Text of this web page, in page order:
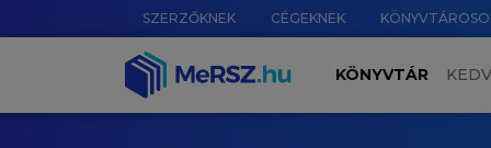
SZERZŐKNEK CÉGEKNEK
KÖNYVTÁR